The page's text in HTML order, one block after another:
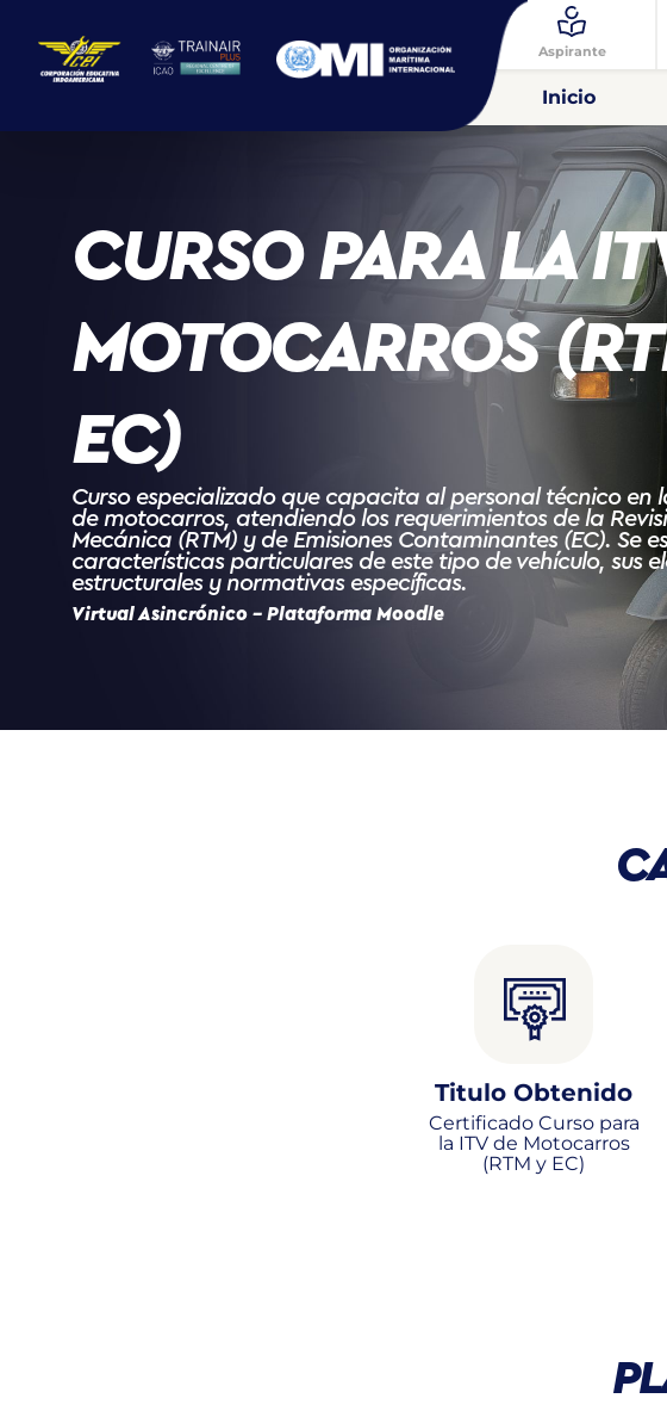
Aspirante
Inicio
CURSO PARA LA
MOTOCARROS
EC)
Curso especializado que capacita al personal técnico en
de motocarros, atendiendo los requerimientos de la
Mecánica (RTM) y de Emisiones Contaminantes (EC). Se
características particulares de este tipo de vehículo, sus
estructurales y normativas específicas.
Virtual Asincrónico – Plataforma Moodle
Titulo Obtenido
Certificado Curso para
la ITV de Motocarros
(RTM y EC)